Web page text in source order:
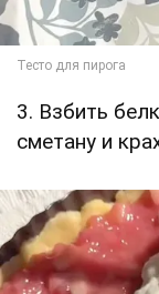
3. Взбить
сметану и